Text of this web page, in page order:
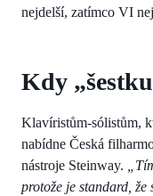
nejdelší, zatímco VI
Kdy
Klavíristům-sólistům,
nabídne Česká
nástroje Steinway.
protože je standard, že